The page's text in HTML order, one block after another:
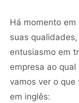
Há momento
suas
entusiasmo em
empresa ao
vamos ver o
em inglês: